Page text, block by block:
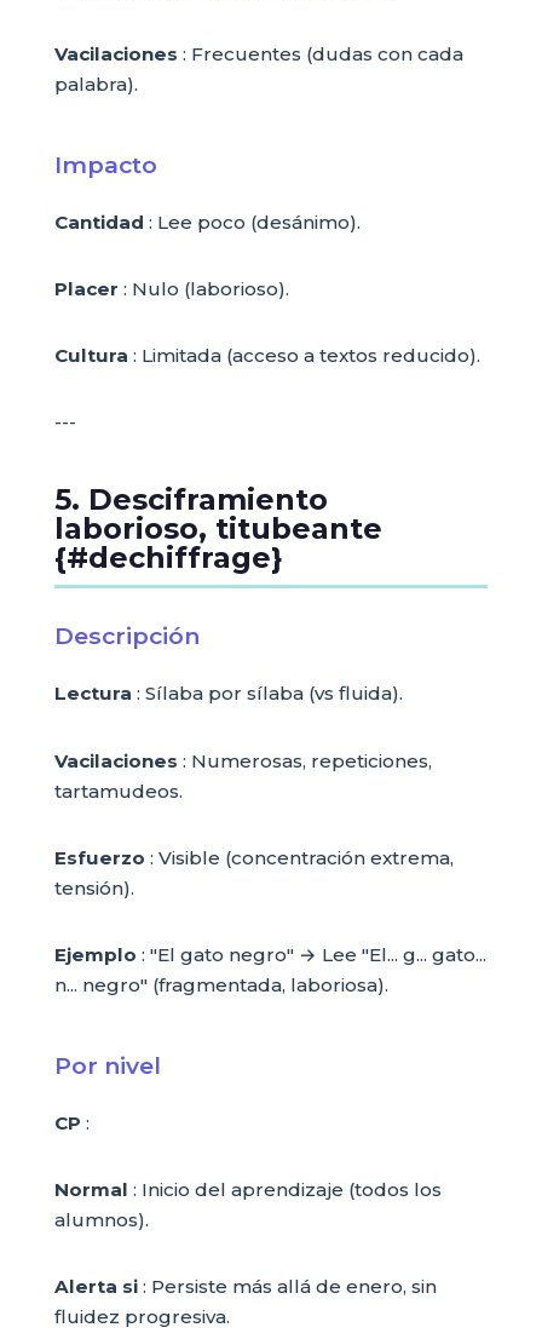
Vacilaciones : Frecuentes (dudas con cada
palabra).
Impacto
Cantidad : Lee poco (desánimo).
Placer : Nulo (laborioso).
Cultura : Limitada (acceso a textos reducido).
---
5. Desciframiento
laborioso, titubeante
{#dechiffrage}
Descripción
Lectura : Sílaba por sílaba (vs fluida).
Vacilaciones : Numerosas, repeticiones,
tartamudeos.
Esfuerzo : Visible (concentración extrema,
tensión).
Ejemplo : "El gato negro" → Lee "El... g... gato...
n... negro" (fragmentada, laboriosa).
Por nivel
CP :
Normal : Inicio del aprendizaje (todos los
alumnos).
Alerta si: Persiste más allá de enero, sin
fluidez progresiva.